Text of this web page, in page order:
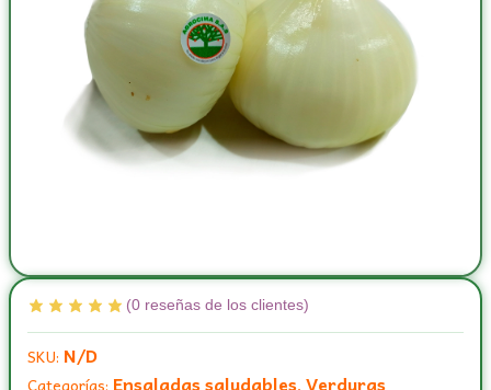
(0reseñas de los clientes)
SKU: N/D
Categorías: Ensaladas saludables, Verduras